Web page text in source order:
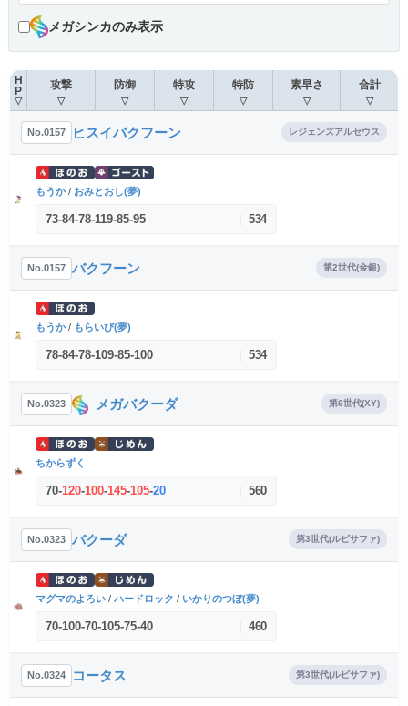
メガシンカのみ表示
H
P
▽
攻撃
▽
防御
▽
特攻
▽
特防
▽
素早さ
▽
合計
▽
No.0157 ヒスイバクフーン レジェンズアルセウス
もうか/ おみとおし(夢)
73-84-78-119-85-95 | 534
No.0157 バクフーン 第2世代(金銀)
もうか/ もらいび(夢)
78-84-78-109-85-100 | 534
No.0323 メガバクーダ 第6世代(XY)
ちからずく
70-120-100-145-105-20 | 560
No.0323 バクーダ 第3世代(ルビサファ)
マグマのよろい / ハードロック / いかりのつぼ(夢)
70-100-70-105-75-40 | 460
No.0324 コータス 第3世代(ルビサファ)